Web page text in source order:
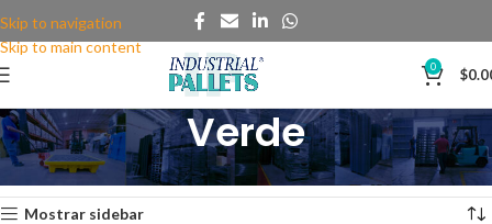
Skip to navigation
Skip to main content
0 $
Verde
Mostrando 1–12 de 22 resultados
Mostrar sidebar